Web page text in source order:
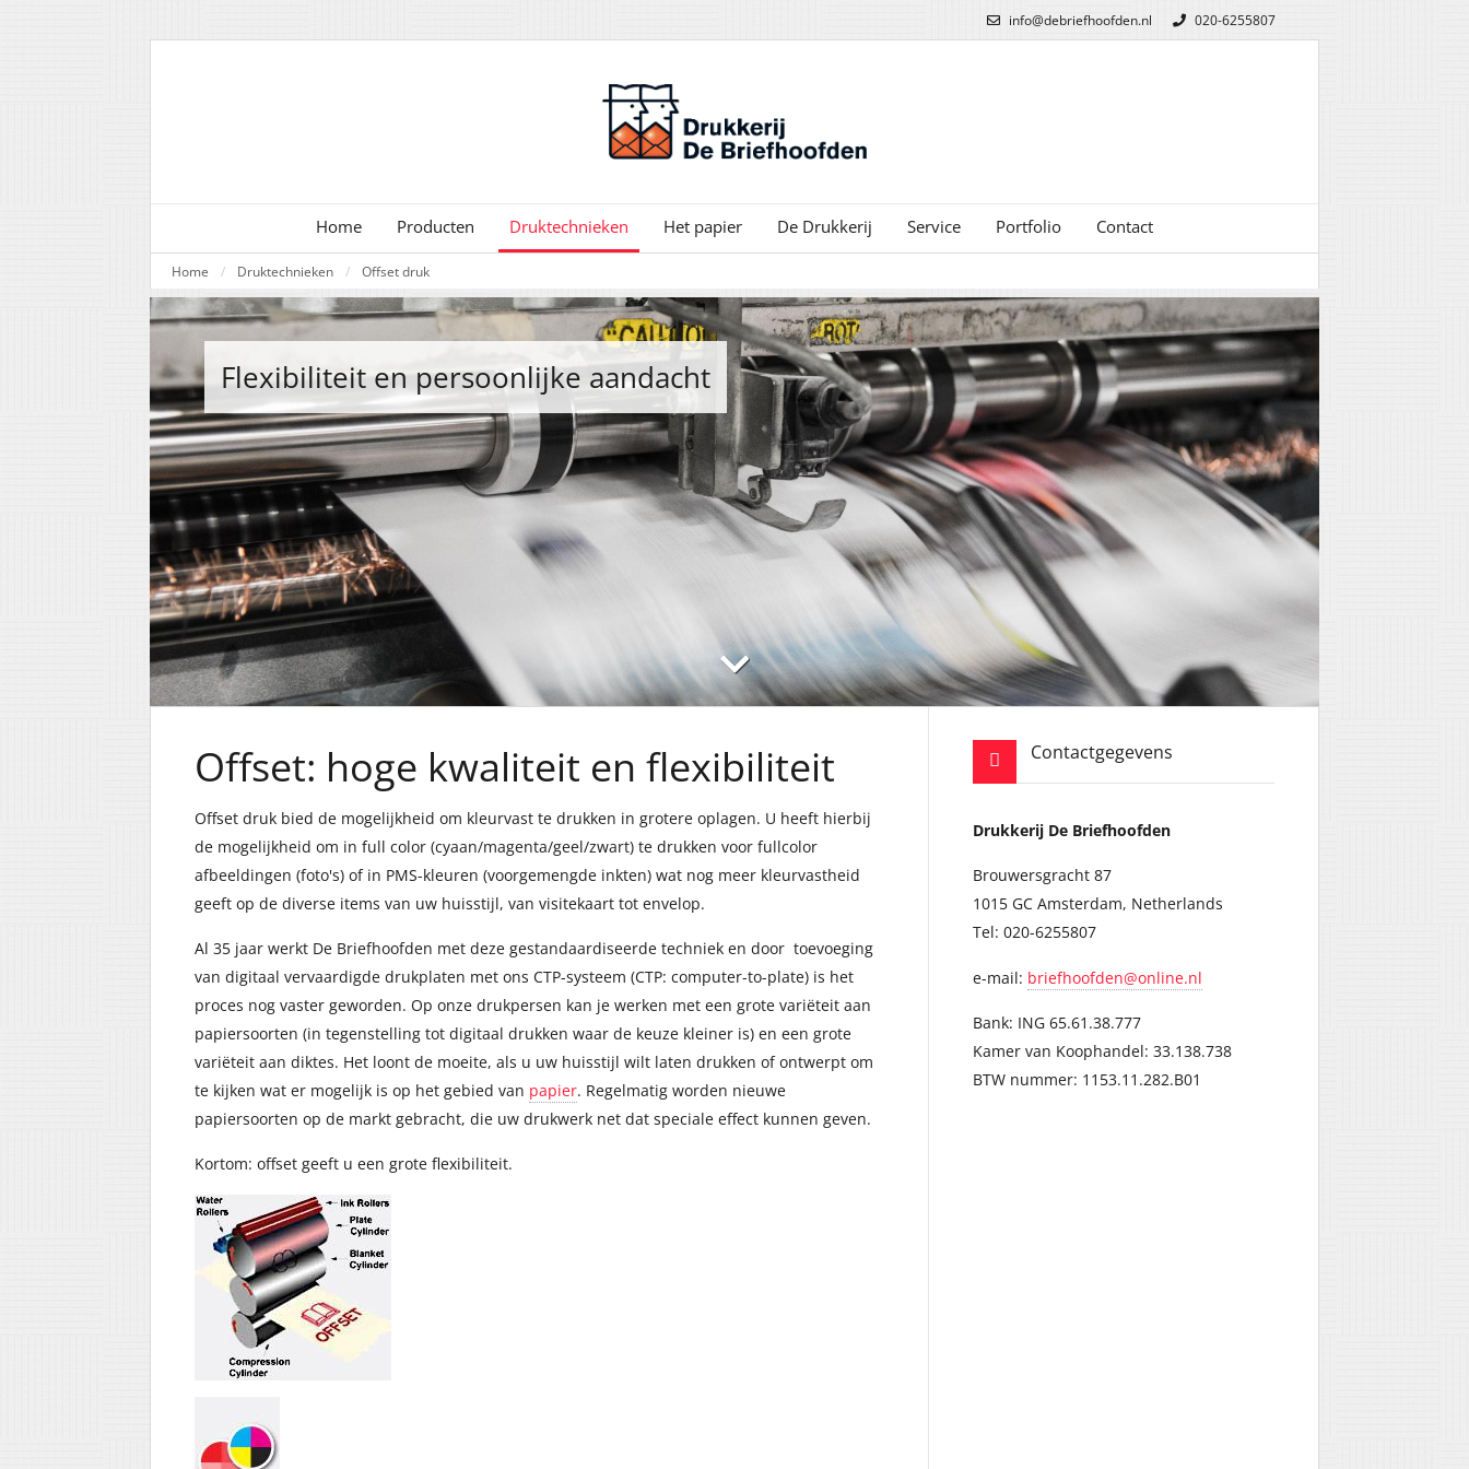
info@debriefhoofden.nl 020-6255807
Home Producten Druktechnieken Het papier De Drukkerij Service Portfolio Contact
Home Druktechnieken Offset druk
Flexibiliteit en persoonlijke aandacht
Offset: hoge kwaliteit en flexibiliteit
Offset druk bied de mogelijkheid om kleurvast te drukken in grotere oplagen. U heeft hierbij
de mogelijkheid om in full color (cyaan/magenta/geel/zwart) te drukken voor fullcolor
afbeeldingen (foto's) of in PMS-kleuren (voorgemengde inkten) wat nog meer kleurvastheid
geeft op de diverse items van uw huisstijl, van visitekaart tot envelop.
Al 35 jaar werkt De Briefhoofden met deze gestandaardiseerde techniek en door toevoeging
van digitaal vervaardigde drukplaten met ons CTP-systeem (CTP: computer-to-plate) is het
proces nog vaster geworden. Op onze drukpersen kan je werken met een grote variëteit aan
papiersoorten (in tegenstelling tot digitaal drukken waar de keuze kleiner is) en een grote
variëteit aan diktes. Het loont de moeite, als u uw huisstijl wilt laten drukken of ontwerpt om
te kijken wat er mogelijk is op het gebied van papier. Regelmatig worden nieuwe
papiersoorten op de markt gebracht, die uw drukwerk net dat speciale effect kunnen geven.
Kortom: offset geeft u een grote flexibiliteit.
Contactgegevens
Drukkerij De Briefhoofden
Brouwersgracht 87
1015 GC Amsterdam, Netherlands
Tel: 020-6255807
e-mail: briefhoofden@online.nl
Bank: ING 65.61.38.777
Kamer van Koophandel: 33.138.738
BTW nummer: 1153.11.282.B01